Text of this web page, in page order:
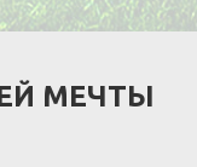
МЕЧТЫ